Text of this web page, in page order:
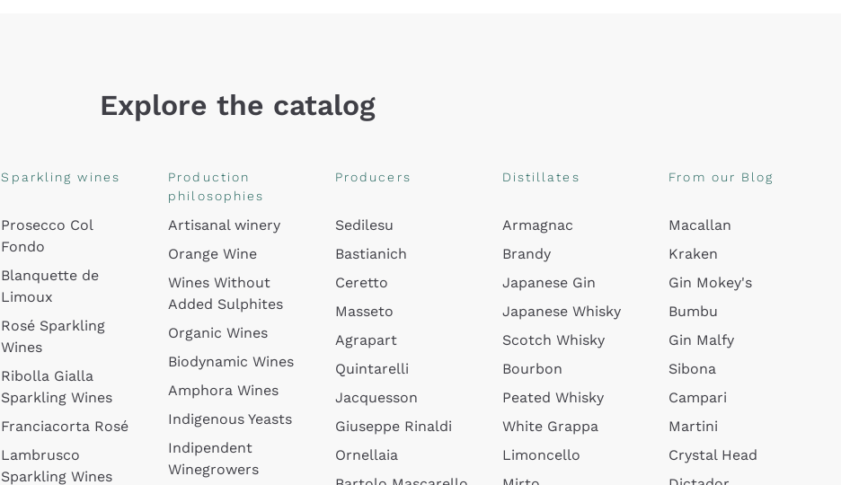
Explore the catalog
Sparkling wines
Prosecco Col
Fondo
Blanquette de
Limoux
Rosé Sparkling
Wines
Ribolla Gialla
Sparkling Wines
Franciacorta Rosé
Lambrusco
Sparkling Wines
Production
philosophies
Artisanal winery
Orange Wine
Wines Without
Added Sulphites
Organic Wines
Biodynamic Wines
Amphora Wines
Indigenous Yeasts
Indipendent
Winegrowers
Producers
Sedilesu
Bastianich
Ceretto
Masseto
Agrapart
Quintarelli
Jacquesson
Giuseppe Rinaldi
Ornellaia
Distillates
Armagnac
Brandy
Japanese Gin
Japanese Whisky
Scotch Whisky
Bourbon
Peated Whisky
White Grappa
Limoncello
From our Blog
Macallan
Kraken
Gin Mokey's
Bumbu
Gin Malfy
Sibona
Campari
Martini
Crystal Head